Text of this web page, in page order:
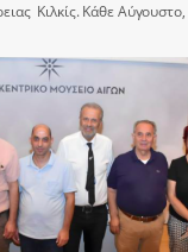
Κιλκίς. Κάθε Αύγουστο,